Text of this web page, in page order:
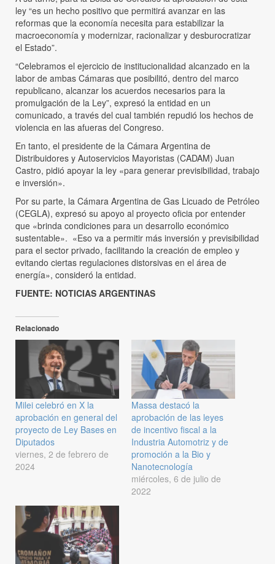
ley “es un hecho positivo que permitirá avanzar en las
reformas que la economía necesita para estabilizar la
macroeconomía y modernizar, racionalizar y desburocratizar
el Estado”.
“Celebramos el ejercicio de institucionalidad alcanzado en la
labor de ambas Cámaras que posibilitó, dentro del marco
republicano, alcanzar los acuerdos necesarios para la
promulgación de la Ley”, expresó la entidad en un
comunicado, a través del cual también repudió los hechos de
violencia en las afueras del Congreso.
En tanto, el presidente de la Cámara Argentina de
Distribuidores y Autoservicios Mayoristas (CADAM) Juan
Castro, pidió apoyar la ley «para generar previsibilidad, trabajo
e inversión».
Por su parte, la Cámara Argentina de Gas Licuado de Petróleo
(CEGLA), expresó su apoyo al proyecto oficia por entender
que «brinda condiciones para un desarrollo económico
sustentable». «Eso va a permitir más inversión y previsibilidad
para el sector privado, facilitando la creación de empleo y
evitando ciertas regulaciones distorsivas en el área de
energía», consideró la entidad.
FUENTE: NOTICIAS ARGENTINAS
Relacionado
Milei celebró en X la
aprobación en general del
proyecto de Ley Bases en
Diputados
viernes, 2 de febrero de
2024
Massa destacó la
aprobación de las leyes
de incentivo fiscal a la
Industria Automotriz y de
promoción a la Bio y
Nanotecnología
miércoles, 6 de julio de
2022